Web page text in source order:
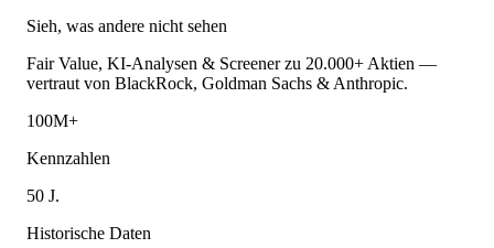
Sieh, was andere nicht sehen
Fair Value, KI-Analysen & Screener zu 20.000+ Aktien —
vertraut von BlackRock, Goldman Sachs & Anthropic.
100M+
Kennzahlen
50 J.
Historische Daten